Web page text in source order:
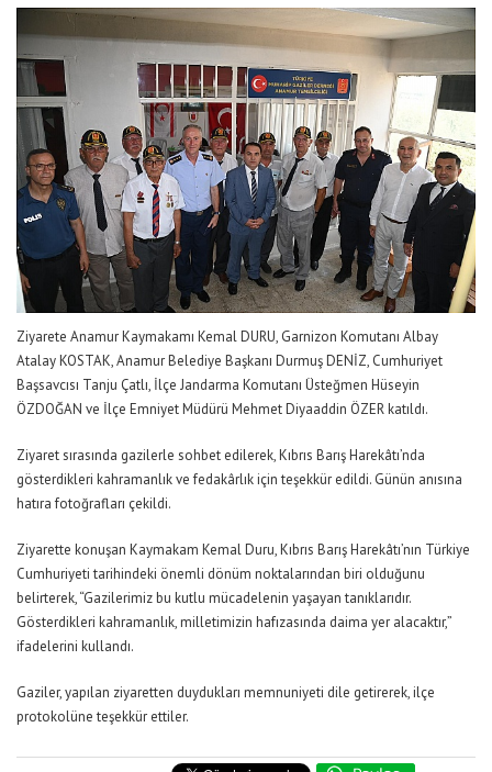
Ziyarete Anamur Kaymakamı Kemal DURU, Garnizon Komutanı Albay
Atalay KOSTAK, Anamur Belediye Başkanı Durmuş DENİZ, Cumhuriyet
Başsavcısı Tanju Çatlı, İlçe Jandarma Komutanı Üsteğmen Hüseyin
ÖZDOĞAN ve İlçe Emniyet Müdürü Mehmet Diyaaddin ÖZER katıldı.
Ziyaret sırasında gazilerle sohbet edilerek, Kıbrıs Barış Harekâtı’nda
gösterdikleri kahramanlık ve fedakârlık için teşekkür edildi. Günün anısına
hatıra fotoğrafları çekildi.
Ziyarette konuşan Kaymakam Kemal Duru, Kıbrıs Barış Harekâtı’nın Türkiye
Cumhuriyeti tarihindeki önemli dönüm noktalarından biri olduğunu
belirterek, “Gazilerimiz bu kutlu mücadelenin yaşayan tanıklarıdır.
Gösterdikleri kahramanlık, milletimizin hafızasında daima yer alacaktır,”
ifadelerini kullandı.
Gaziler, yapılan ziyaretten duydukları memnuniyeti dile getirerek, ilçe
protokolüne teşekkür ettiler.